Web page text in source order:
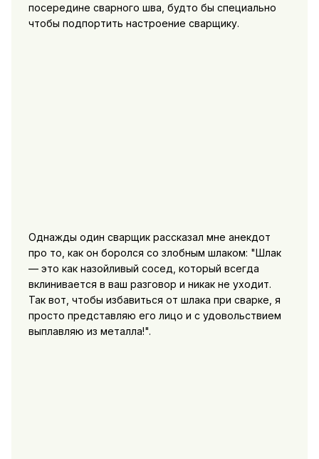
посередине сварного шва, будто бы специально
чтобы подпортить настроение сварщику.
Однажды один сварщик рассказал мне анекдот
про то, как он боролся со злобным шлаком: "Шлак
— это как назойливый сосед, который всегда
вклинивается в ваш разговор и никак не уходит.
Так вот, чтобы избавиться от шлака при сварке, я
просто представляю его лицо и с удовольствием
выплавляю из металла!".